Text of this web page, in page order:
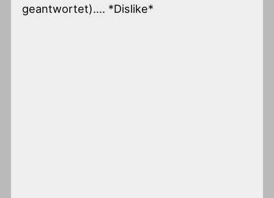
geantwortet)…. *Dislike*